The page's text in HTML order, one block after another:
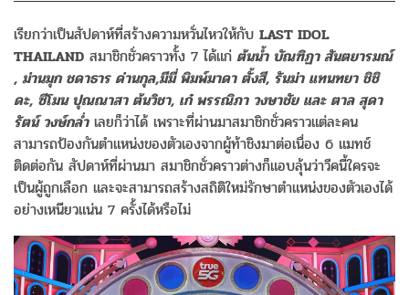
เรียกว่าเป็นสัปดาห์ที่สร้างความหวั่นไหวให้กับ LAST IDOL
THAILAND สมาชิกชั่วคราวทั้ง 7 ได้แก่ ต้นน้ำ บัณฑิฏา สันตยารมณ์
, ม่านมุก ชดาธาร ด่านกุล,มีมี่ พิมพ์มาดา ตั้งสี, รันม่า แทนทยา ชิชิ
ดะ, ซีโมน ปุณณาสา ต้นวิชา, เก๋ พรรณิภา วงษาชัย และ ตาล สุดา
รัตน์ วงษ์กล่ำ เลยก็ว่าได้ เพราะที่ผ่านมาสมาชิกชั่วคราวแต่ละคน
สามารถป้องกันตำแหน่งของตัวเองจากผู้ท้าชิงมาต่อเนื่อง 6 แมทช์
ติดต่อกัน สัปดาห์ที่ผ่านมา สมาชิกชั่วคราวต่างก็แอบลุ้นว่าวีคนี้ใครจะ
เป็นผู้ถูกเลือก และจะสามารถสร้างสถิติใหม่รักษาตำแหน่งของตัวเองได้
อย่างเหนียวแน่น 7 ครั้งได้หรือไม่